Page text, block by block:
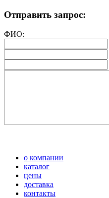
Отправить запрос:
ФИО:
о компании
каталог
цены
доставка
контакты